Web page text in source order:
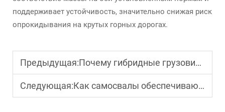
поддерживает устойчивость, значительно снижая риск
опрокидывания на крутых горных дорогах.
Предыдущая:Почему гибридные грузовики становятся трендом в современных коммерческих перевозках
Следующая:Как самосвалы обеспечивают безопасную эксплуатацию в гористой местности